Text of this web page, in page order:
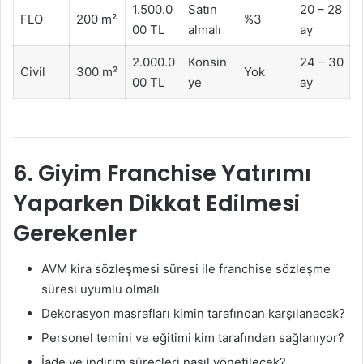
FLO 200 m²
1.500.0
00 TL
Satın
almalı
%3
20 – 28
ay
Civil 300 m²
2.000.0
00 TL
Konsin
ye
Yok
24 – 30
ay
6. Giyim Franchise Yatırımı
Yaparken Dikkat Edilmesi
Gerekenler
AVM kira sözleşmesi süresi ile franchise sözleşme
süresi uyumlu olmalı
Dekorasyon masrafları kimin tarafından karşılanacak?
Personel temini ve eğitimi kim tarafından sağlanıyor?